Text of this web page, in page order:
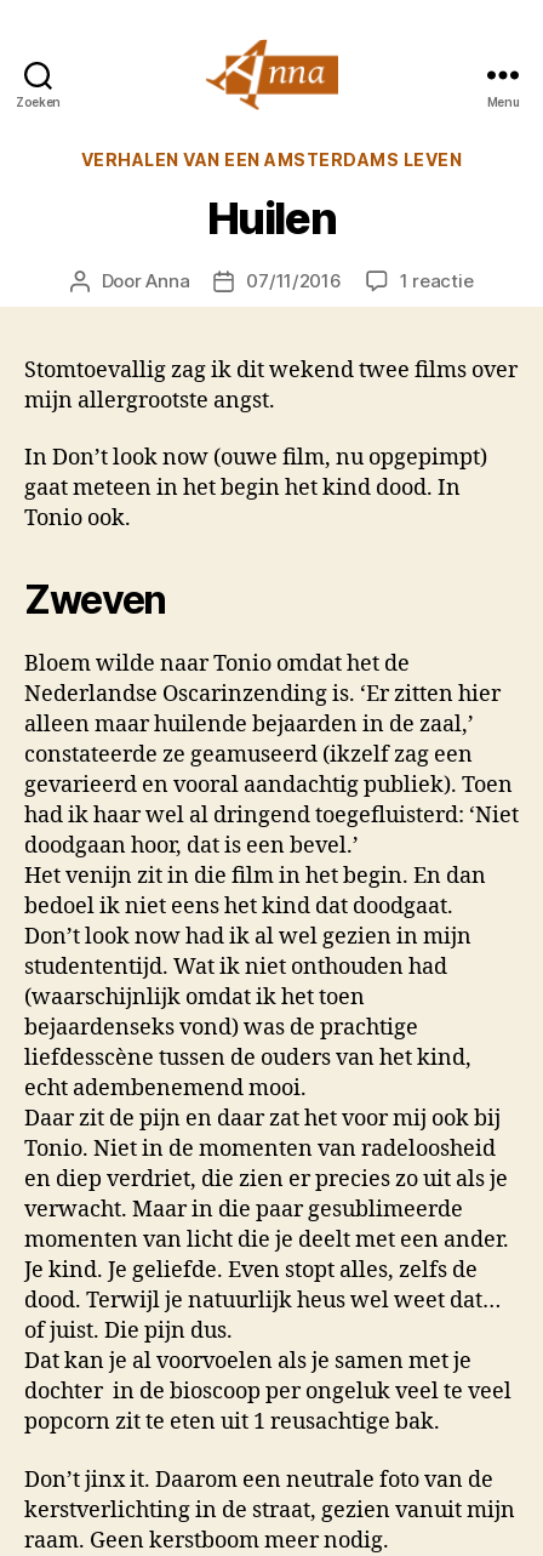
Zoeken
van
Menu
Categorieën
VERHALEN VAN EEN AMSTERDAMS LEVEN
Huilen
Berichtauteur
DoorAnna Berichtdatum
07/11/2016 1 reactieop
Huilen
Stomtoevallig zag ik dit wekend twee films over
mijn allergrootste angst.
In Don’t look now (ouwe film, nu opgepimpt)
gaat meteen in het begin het kind dood. In
Tonio ook.
Zweven
Bloem wilde naar Tonio omdat het de
Nederlandse Oscarinzending is. ‘Er zitten hier
alleen maar huilende bejaarden in de zaal,’
constateerde ze geamuseerd (ikzelf zag een
gevarieerd en vooral aandachtig publiek). Toen
had ik haar wel al dringend toegefluisterd: ‘Niet
doodgaan hoor, dat is een bevel.’
Het venijn zit in die film in het begin. En dan
bedoel ik niet eens het kind dat doodgaat.
Don’t look now had ik al wel gezien in mijn
studententijd. Wat ik niet onthouden had
(waarschijnlijk omdat ik het toen
bejaardenseks vond) was de prachtige
liefdesscène tussen de ouders van het kind,
echt adembenemend mooi.
Daar zit de pijn en daar zat het voor mij ook bij
Tonio. Niet in de momenten van radeloosheid
en diep verdriet, die zien er precies zo uit als je
verwacht. Maar in die paar gesublimeerde
momenten van licht die je deelt met een ander.
Je kind. Je geliefde. Even stopt alles, zelfs de
dood. Terwijl je natuurlijk heus wel weet dat…
of juist. Die pijn dus.
Dat kan je al voorvoelen als je samen met je
dochter in de bioscoop per ongeluk veel te veel
popcorn zit te eten uit 1 reusachtige bak.
Don’t jinx it. Daarom een neutrale foto van de
kerstverlichting in de straat, gezien vanuit mijn
raam. Geen kerstboom meer nodig.